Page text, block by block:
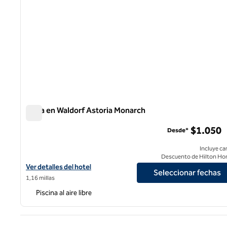
Playa en Waldorf Astoria Monarch
Ver detalles del hotel Waldorf Astoria Monarch Beach
Ver detalles del hotel
1,16 millas
Desde* $1.050
Incluye
Descuento de Hilton
Seleccionar fechas
Piscina al aire libre